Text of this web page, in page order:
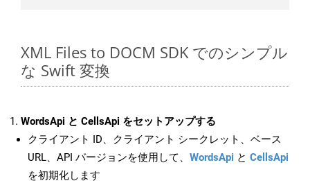
XML Files to DOCM SDK でのシンプル
な Swift 変換
WordsApi と CellsApi をセットアップする
クライアント ID、クライアント シークレット、ベース
URL、API バージョンを使用して、 WordsApi と CellsApi
を初期化します